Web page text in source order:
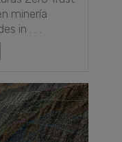
minería
in . . .